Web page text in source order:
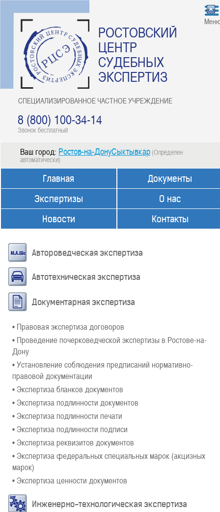
РОСТОВСКИЙ
ЦЕНТР
СУДЕБНЫХ
ЭКСПЕРТИЗ
СПЕЦИАЛИЗИРОВАННОЕ ЧАСТНОЕ УЧРЕЖДЕНИЕ
8 (800) 100-34-14
Звонок бесплатный
Ваш город: Ростов-на-ДонуСыктывкар (Определен
автоматически)
Главная
Экспертизы
Новости
Документы
О нас
Контакты
Автороведческая экспертиза
Автотехническая экспертиза
Документарная экспертиза
• Правовая экспертиза договоров
• Проведение почерковедческой экспертизы в Ростове-на-
Дону
• Установление соблюдения предписаний нормативно-
правовой документации
• Экспертиза бланков документов
• Экспертиза подлинности документов
• Экспертиза подлинности печати
• Экспертиза подлинности подписи
• Экспертиза реквизитов документов
• Экспертиза федеральных специальных марок (акцизных
марок)
• Экспертиза ценности документов
Инженерно-технологическая экспертиза